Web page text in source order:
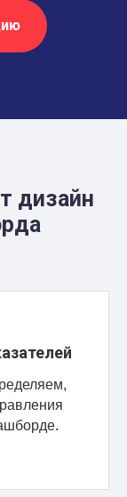
дизайн